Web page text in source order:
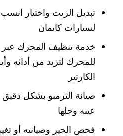
تبديل الزيت واختيار
لسيارات كايمان
خدمة تنظيف المحرك
للمحرك لتزيد من أدائه
الكارتير
صيانة الترمبو بشكل
عيبه وحلها
فحص الجير وصيانته أو